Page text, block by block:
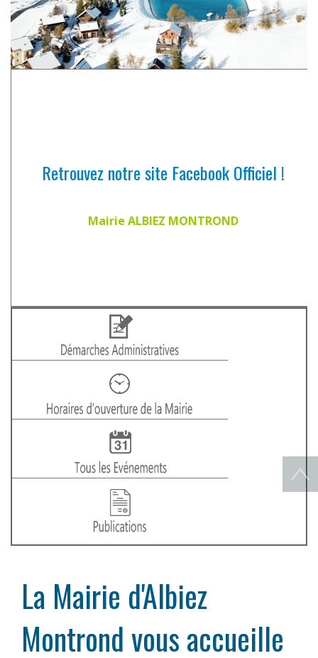
Retrouvez notre site Facebook Officiel !
Mairie ALBIEZ MONTROND
La Mairie d'Albiez
Montrond vous accueille